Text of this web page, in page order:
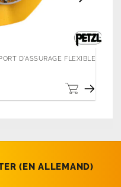
D'ASSURAGE FLEXIBLE
(EN­ ALLEMAND)